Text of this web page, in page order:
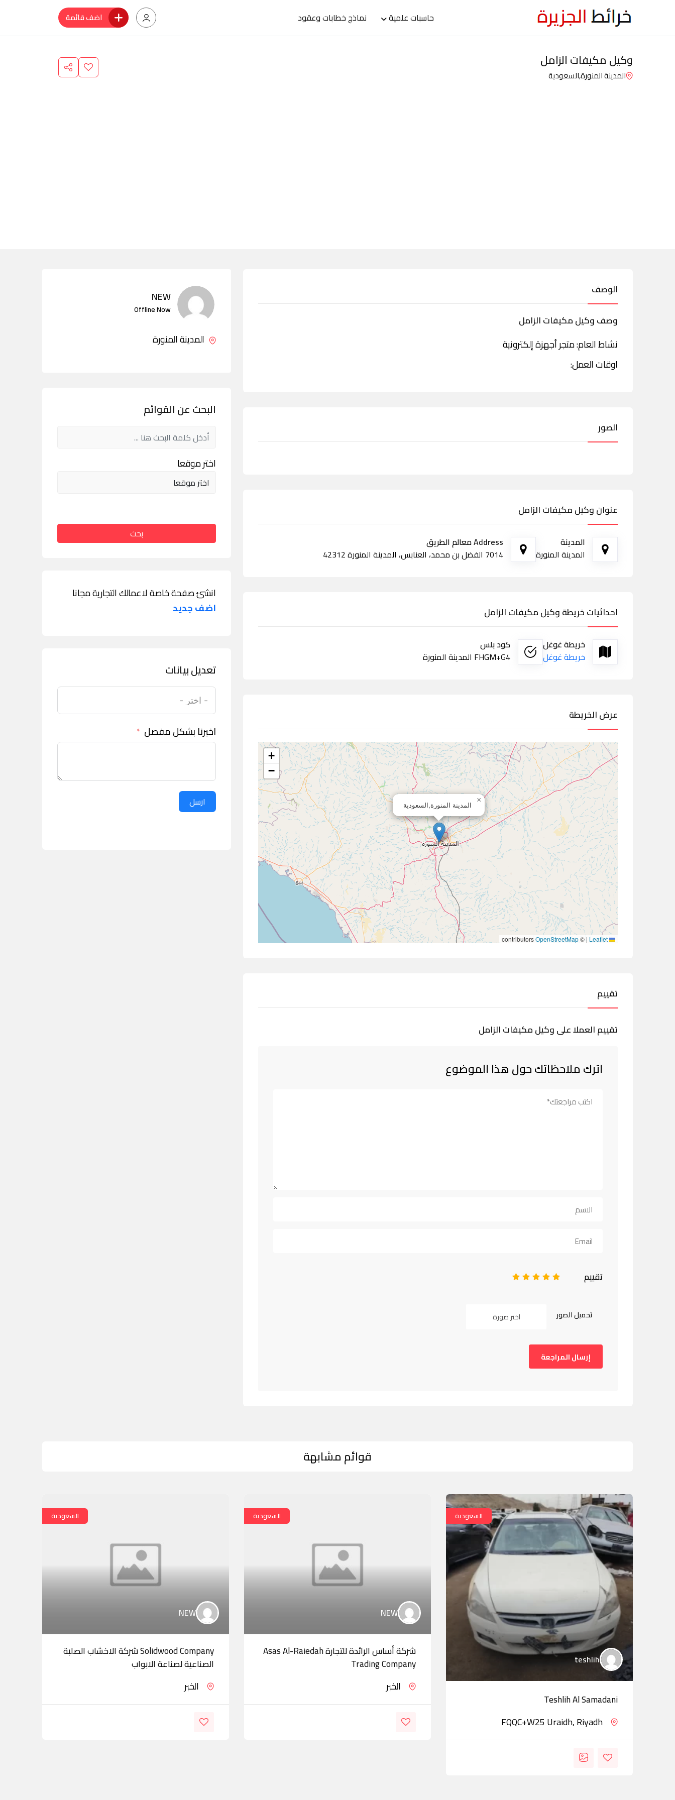
حاسبات علمية نماذج خطابات وعقود اضف قائمة
وكيل مكيفات الزامل
المدينة المنورة,السعودية
الوصف
وصف وكيل مكيفات الزامل
نشاط العام: متجر أجهزة إلكترونية
اوقات العمل:
الصور
عنوان وكيل مكيفات الزامل
المدينة
المدينة المنورة
Address معالم الطريق
7014 الفضل بن محمد، العنابس، المدينة المنورة 42312
احداثيات خريطة وكيل مكيفات الزامل
خريطة غوغل
خريطة غوغل
كود بلس
FHGM+G4 المدينة المنورة
عرض الخريطة
المدينة المنورة,السعودية
×
+
−
|
©
OpenStreetMap
تقييم
تقييم العملا على وكيل مكيفات الزامل
اترك ملاحظاتك حول هذا الموضوع
تقييم 5
4
3
2
تحميل الصور اختر صورة
NEW
Offline Now
المدينة المنورة
البحث عن القوائم
اختر موقعا
بحث
انشئ صفحة خاصة لاعمالك التجارية مجانا
اضف جديد
تعديل بيانات
اخبرنا بشكل مفصل
ارسل
قوائم مشابهة
السعودية
teshlih
Teshlih Al Samadani
FQQC+W25 Uraidh, Riyadh
السعودية
NEW
شركة أساس الرائدة للتجارة Asas Al-Raiedah
Trading Company
الخبر
السعودية
NEW
Solidwood Company شركة الاخشاب الصلبة
الصناعية لصناعة الابواب
الخبر